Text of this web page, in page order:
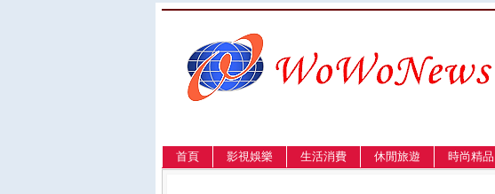
首頁 影視娛樂 生活消費 休閒旅遊 時尚精品